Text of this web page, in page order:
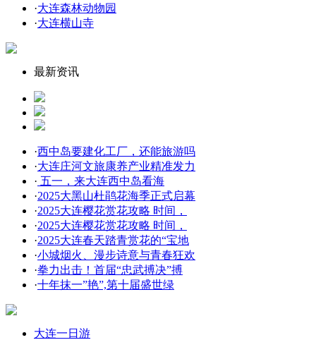
·大连森林动物园
·大连横山寺
最新资讯
·西中岛要建化工厂，还能旅游吗
·大连庄河文旅康养产业精准发力
· 五一，来大连西中岛看海
·2025大黑山杜鹃花海季正式启幕
·2025大连樱花赏花攻略 时间，
·2025大连樱花赏花攻略 时间，
·2025大连春天踏青赏花的“宝地
·小城烟火、漫步诗意与青春狂欢
·拳力出击！首届“忠武搏决”搏
·十年抹一”艳”,第十届盛世绿
大连一日游